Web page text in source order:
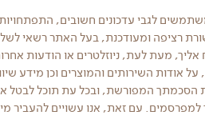
לגבי עדכונים חשובים, התפתחויות
רציפה ומעודכנת, בעל האתר רשאי
אודות השירותים והמוצרים וכן מידע
הסכמתך המפורשת, ובכל עת תוכל לבטל
עם זאת, אנו עשויים